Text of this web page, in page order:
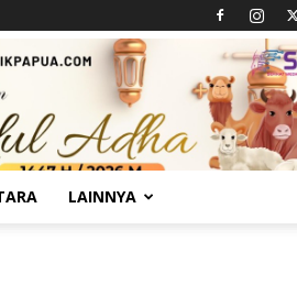
LAINNYA